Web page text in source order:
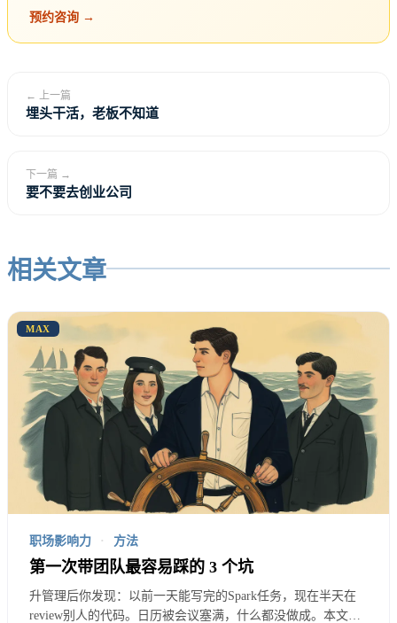
管理岗位的薪资上限通常比个人贡献者高。
这是事实。
重、风险更高。
“因为想影响更多的事。”
做个人贡献者，你能影响的范围有限。
做管理，你可以影响整个团队的方向、策略、产出。
这个理由是好的。
如果你有更大的抱负，想做更大的事，管理是一条
路。
预约咨询 →
← 上一篇
埋头干活，老板不知道
下一篇 →
要不要去创业公司
相关文章
MAX
职场影响力 · 方法
第一次带团队最容易踩的 3 个坑
升管理后你发现：以前一天能写完的Spark任务，现在半天在
review别人的代码。日历被会议塞满，什么都没做成。本文直